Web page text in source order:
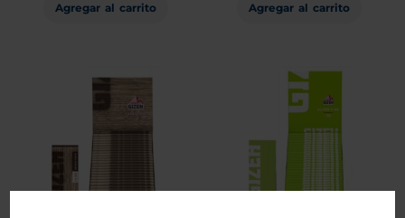
Agregar al carrito Agregar al carrito